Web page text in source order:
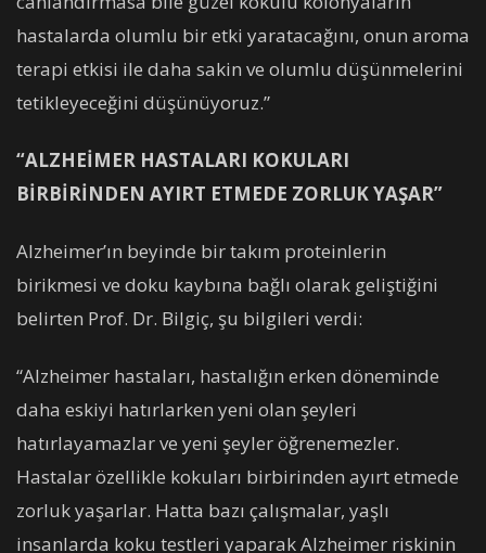
hastalarda olumlu bir etki yaratacağını, onun aroma
terapi etkisi ile daha sakin ve olumlu düşünmelerini
tetikleyeceğini düşünüyoruz.”
“ALZHEİMER HASTALARI KOKULARI
BİRBİRİNDEN AYIRT ETMEDE ZORLUK YAŞAR”
Alzheimer’ın beyinde bir takım proteinlerin
birikmesi ve doku kaybına bağlı olarak geliştiğini
belirten Prof. Dr. Bilgiç, şu bilgileri verdi:
“Alzheimer hastaları, hastalığın erken döneminde
daha eskiyi hatırlarken yeni olan şeyleri
hatırlayamazlar ve yeni şeyler öğrenemezler.
Hastalar özellikle kokuları birbirinden ayırt etmede
zorluk yaşarlar. Hatta bazı çalışmalar, yaşlı
insanlarda koku testleri yaparak Alzheimer riskinin